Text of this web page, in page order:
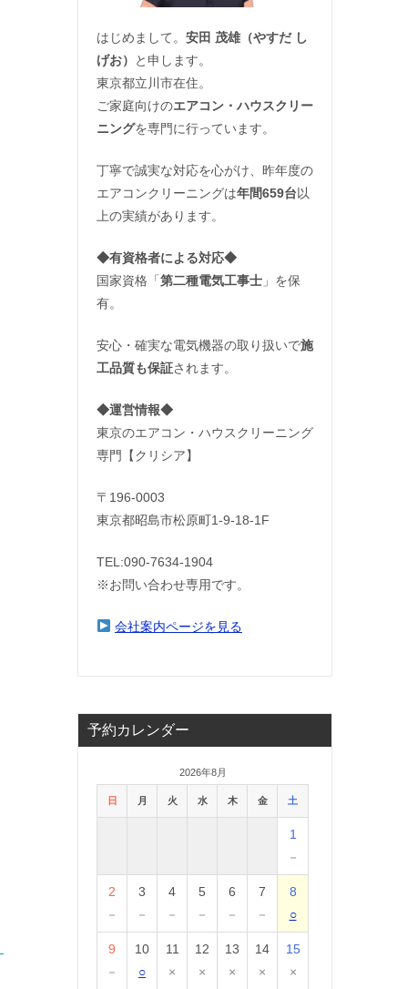
はじめまして。 安田 茂雄（やすだ し
げお）
と申します。
東京都立川市在住。
ご家庭向けのエアコン・ハウスクリー
ニングを専門に行っています。
丁寧で誠実な対応を心がけ、昨年度の
エアコンクリーニングは年間659台以
上の実績があります。
◆有資格者による対応◆
国家資格「第二種電気工事士 」を保
有。
安心・確実な電気機器の取り扱いで施
工品質も保証されます。
◆運営情報◆
東京のエアコン・ハウスクリーニング
専門【クリシア】
〒196-0003
東京都昭島市松原町1-9‐18‐1F
TEL:090-7634-1904
※お問い合わせ専用です。
会社案内ページを見る
予約カレンダー
2026年8月
日 月 火 水 木 金 土
1
－
2
－
3
－
4
－
5
－
6
－
7
－
8
○
9
－
10
○
11
×
12
×
13
×
14
×
15
×